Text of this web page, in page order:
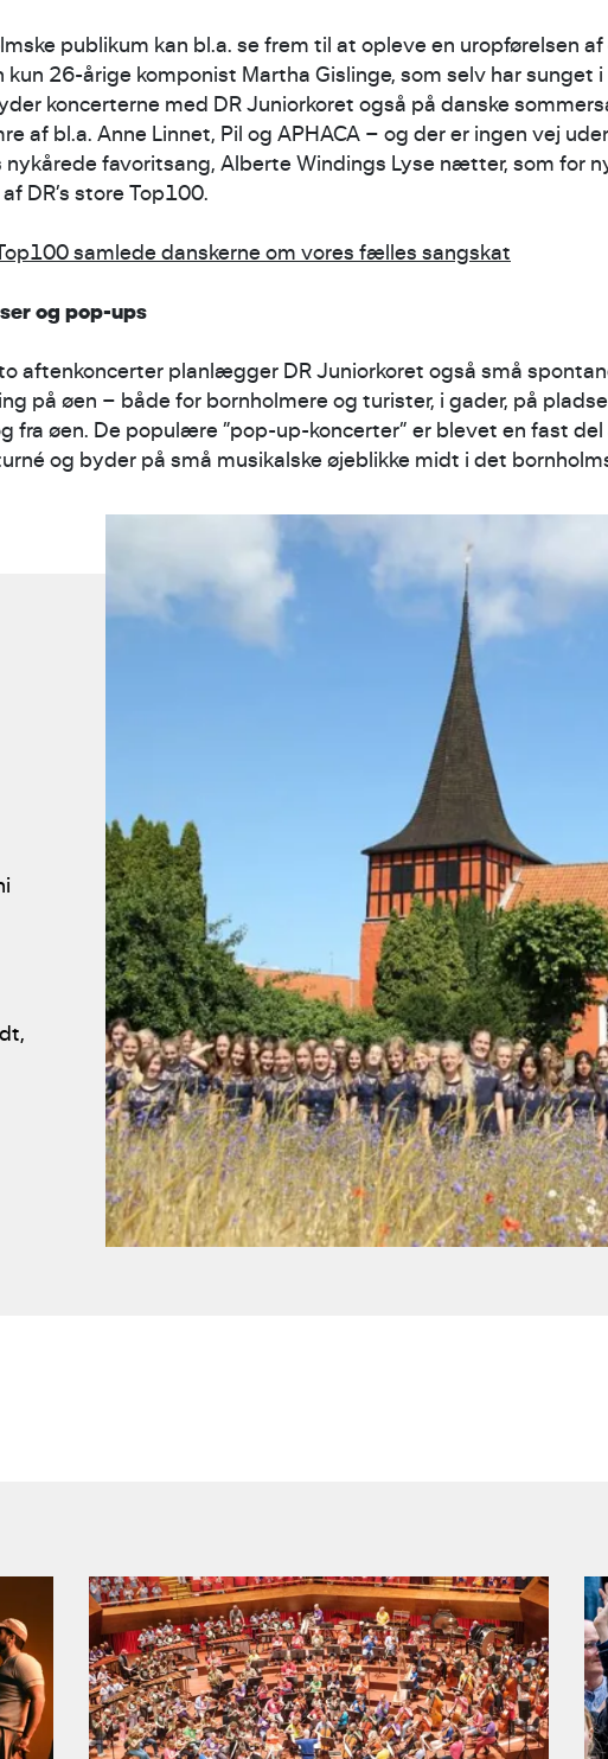
publikum kan bl.a. se frem til at opleve en uropførelsen
26-årige komponist Martha Gislinge, som selv har sunget i
koncerterne med DR Juniorkoret også på danske
af bl.a. Anne Linnet, Pil og APHACA – og der er ingen vej
nykårede favoritsang, Alberte Windings Lyse nætter, som for
DR’s store Top100.
samlede danskerne om vores fælles sangskat
og pop-ups
aftenkoncerter planlægger DR Juniorkoret også små
på øen – både for bornholmere og turister, i gader, på
fra øen. De populære ”pop-up-koncerter” er blevet en fast del
og byder på små musikalske øjeblikke midt i det